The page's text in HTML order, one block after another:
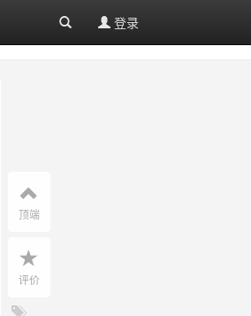
登录
顶端
评价